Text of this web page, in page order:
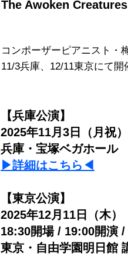
The Awoken
コンポーザーピアニスト・
11/3兵庫、12/11東京にて開
【兵庫公演】
2025年11月3日（月祝
​兵庫・宝塚ベガホール
▶︎詳細はこちら◀︎
【東京公演】
2025年12月11日（木）
18:30開場 / 19:00開演
東京・自由学園明日館